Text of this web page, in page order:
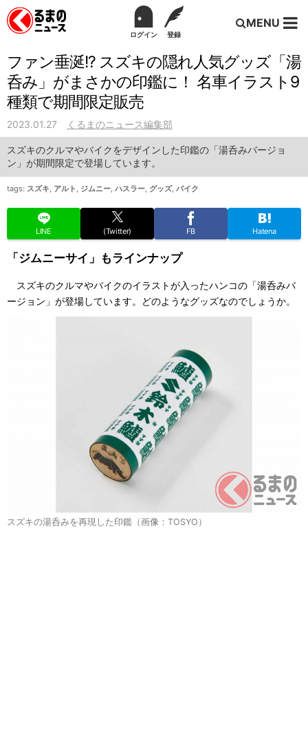
ログイン 登録
MENU
ファン垂涎!? スズキの隠れ人気グッズ「湯
呑み」がまさかの印鑑に！ 名車イラスト9
種類で期間限定販売
2023.01.27 くるまのニュース編集部
スズキのクルマやバイクをデザインした印鑑の「湯呑みバージョ
ン」が期間限定で登場しています。
tags: スズキ, アルト , ジムニー, ハスラー, グッズ, バイク
LINE (Twitter) FB Hatena
「ジムニーサイ」もラインナップ
スズキのクルマやバイクのイラストが入ったハンコの「湯呑みバ
ージョン」が登場しています。どのようなグッズなのでしょうか。
スズキの湯呑みを再現した印鑑（画像：TOSYO）